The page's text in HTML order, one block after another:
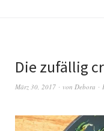
Die zufällig
März 30, 2017 von Debora